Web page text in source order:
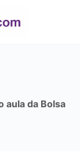
aula da Bolsa